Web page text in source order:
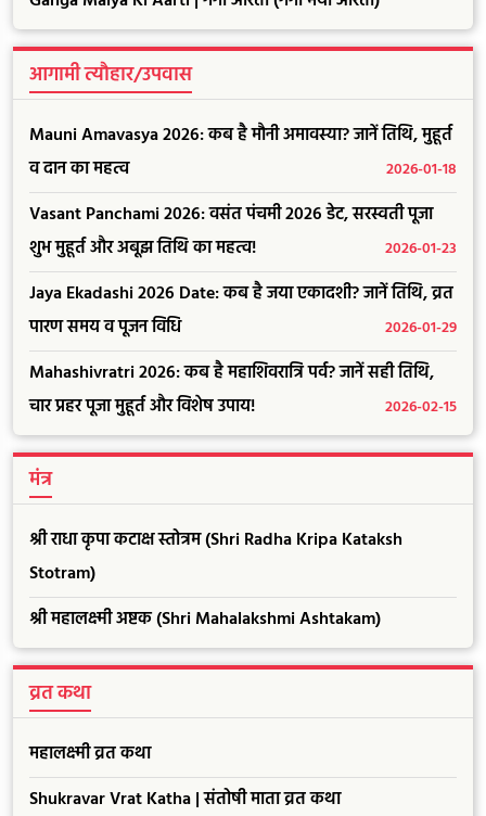
आगामी त्यौहार/उपवास
Mauni Amavasya 2026: कब है मौनी अमावस्या? जानें तिथि, मुहूर्त
व दान का महत्व
2026-01-18
Vasant Panchami 2026: वसंत पंचमी 2026 डेट, सरस्वती पूजा
शुभ मुहूर्त और अबूझ तिथि का महत्व!
2026-01-23
Jaya Ekadashi 2026 Date: कब है जया एकादशी? जानें तिथि, व्रत
पारण समय व पूजन विधि
2026-01-29
Mahashivratri 2026: कब है महाशिवरात्रि पर्व? जानें सही तिथि,
चार प्रहर पूजा मुहूर्त और विशेष उपाय!
2026-02-15
मंत्र
श्री राधा कृपा कटाक्ष स्तोत्रम (Shri Radha Kripa Kataksh
Stotram)
श्री महालक्ष्मी अष्टक (Shri Mahalakshmi Ashtakam)
व्रत कथा
महालक्ष्मी व्रत कथा
Shukravar Vrat Katha | संतोषी माता व्रत कथा